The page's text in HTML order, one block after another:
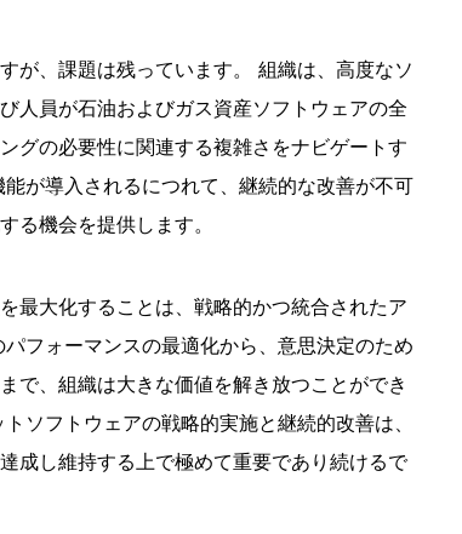
が、課題は残っています。 組織は、高度なソ
人員が石油およびガス資産ソフトウェアの全
グの必要性に関連する複雑さをナビゲートす
が導入されるにつれて、継続的な改善が不可
る機会を提供します。
最大化することは、戦略的かつ統合されたア
フォーマンスの最適化から、意思決定のため
で、組織は大きな価値を解き放つことができ
ソフトウェアの戦略的実施と継続的改善は、
成し維持する上で極めて重要であり続けるで